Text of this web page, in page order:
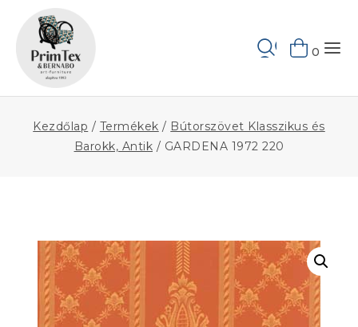
content
0
Kezdőlap / Termékek / Bútorszövet Klasszikus és
Barokk, Antik / GARDENA 1972 220